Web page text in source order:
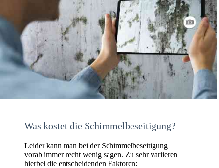
Was kostet die Schimmelbeseitigung?
Leider kann man bei der Schimmelbeseitigung
vorab immer recht wenig sagen. Zu sehr variieren
hierbei die entscheidenden Faktoren: